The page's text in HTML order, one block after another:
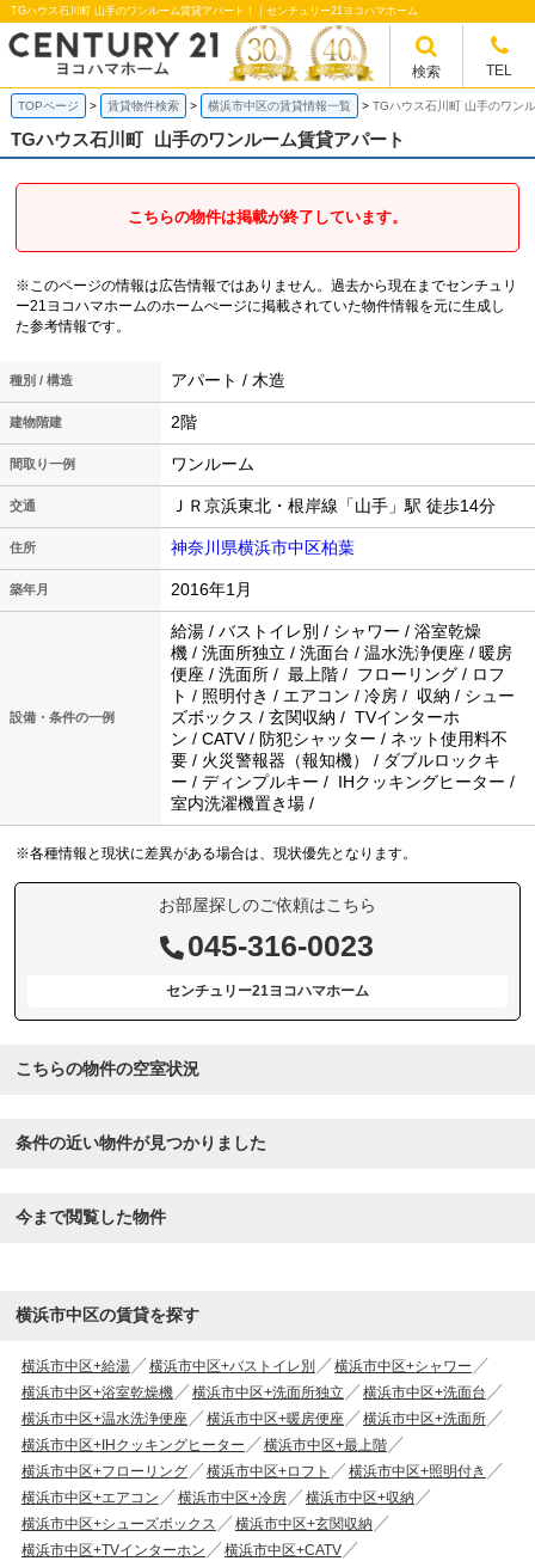
検索 TEL
TGハウス石川町 山手のワンルーム賃貸アパート！｜センチュリー21ヨコハマホーム
TOPページ 賃貸物件検索 横浜市中区の賃貸情報一覧 TGハウス石川町 山手のワン
TGハウス石川町 山手のワンルーム賃貸アパート
こちらの物件は掲載が終了しています。
※このページの情報は広告情報ではありません。過去から現在までセンチュリ
ー21ヨコハマホームのホームぺージに掲載されていた物件情報を元に生成し
た参考情報です。
種別 / 構造 アパート / 木造
建物階建 2階
間取り一例 ワンルーム
交通 ＪＲ京浜東北・根岸線「山手」駅 徒歩14分
住所 神奈川県横浜市中区柏葉
築年月 2016年1月
設備・条件の一例
給湯 / バストイレ別 / シャワー / 浴室乾燥
機 / 洗面所独立 / 洗面台 / 温水洗浄便座 / 暖房
便座 / 洗面所 / 最上階 / フローリング / ロフ
ト / 照明付き / エアコン / 冷房 / 収納 / シュー
ズボックス / 玄関収納 / TVインターホ
ン / CATV / 防犯シャッター / ネット使用料不
要 / 火災警報器（報知機） / ダブルロックキ
ー / ディンプルキー / IHクッキングヒーター /
室内洗濯機置き場 /
※各種情報と現状に差異がある場合は、現状優先となります。
お部屋探しのご依頼はこちら
045-316-0023
センチュリー21ヨコハマホーム
こちらの物件の空室状況
条件の近い物件が見つかりました
今まで閲覧した物件
横浜市中区の賃貸を探す
横浜市中区+給湯 横浜市中区+バストイレ別
横浜市中区+シャワー
横浜市中区+浴室乾燥機
横浜市中区+洗面所独立
横浜市中区+洗面台
横浜市中区+温水洗浄便座
横浜市中区+暖房便座
横浜市中区+洗面所
横浜市中区+IHクッキングヒーター
横浜市中区+最上階
横浜市中区+フローリング
横浜市中区+ロフト
横浜市中区+照明付き
横浜市中区+エアコン
横浜市中区+冷房
横浜市中区+収納
横浜市中区+シューズボックス
横浜市中区+玄関収納
横浜市中区+TVインターホン
横浜市中区+CATV